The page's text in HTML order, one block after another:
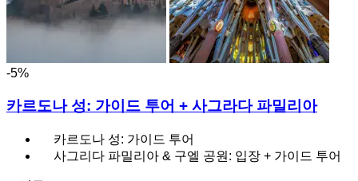
-5%
카르도나 성: 가이드 투어 + 사그라다 파밀리아
카르도나 성: 가이드 투어
사그리다 파밀리아 & 구엘 공원: 입장 + 가이드 투어